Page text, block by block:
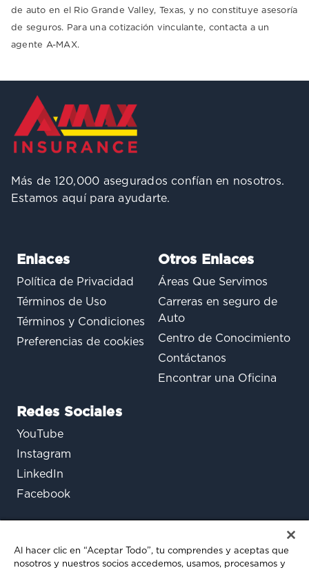
de auto en el Rio Grande Valley, Texas, y no constituye asesoría
de seguros. Para una cotización vinculante, contacta a un
agente A-MAX.
Más de 120,000 asegurados confían en nosotros.
Estamos aquí para ayudarte.
Enlaces
Política de Privacidad
Términos de Uso
Términos y Condiciones
Preferencias de cookies
Otros Enlaces
Áreas Que Servimos
Carreras en seguro de
Auto
Centro de Conocimiento
Contáctanos
Encontrar una Oficina
Redes Sociales
YouTube
Instagram
LinkedIn
Facebook
Al hacer clic en “Aceptar Todo”, tu comprendes y aceptas que
nosotros y nuestros socios accedemos, usamos, procesamos y